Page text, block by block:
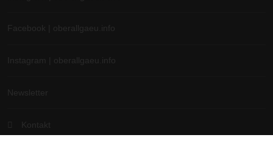
Facebook | oberallgaeu.info
Instagram | oberallgaeu.info
Newsletter
Kontakt